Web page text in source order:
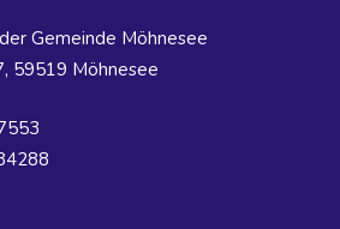
Gemeinde Möhnesee
59519 Möhnesee